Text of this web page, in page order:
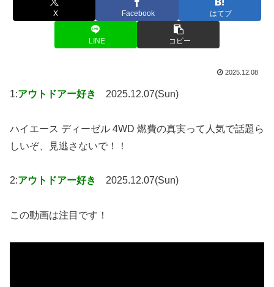
X Facebook はてブ
LINE コピー
2025.12.08
1:アウトドアー好き 2025.12.07(Sun)
ハイエース ディーゼル 4WD 燃費の真実って人気で話題ら
しいぞ、見逃さないで！！
2:アウトドアー好き 2025.12.07(Sun)
この動画は注目です！